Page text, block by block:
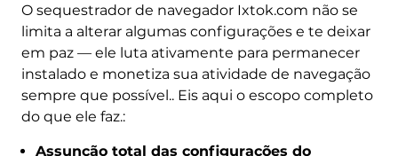
O sequestrador de navegador Ixtok.com não se
limita a alterar algumas configurações e te deixar
em paz — ele luta ativamente para permanecer
instalado e monetiza sua atividade de navegação
sempre que possível.. Eis aqui o escopo completo
do que ele faz.:
Assunção total das configurações do